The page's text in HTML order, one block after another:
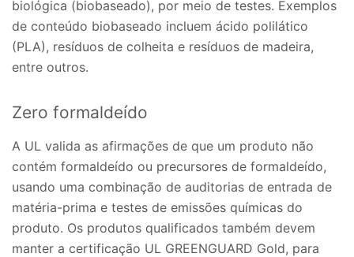
biológica (biobaseado), por meio de testes. Exemplos
de conteúdo biobaseado incluem ácido polilático
(PLA), resíduos de colheita e resíduos de madeira,
entre outros.
Zero formaldeído
A UL valida as afirmações de que um produto não
contém formaldeído ou precursores de formaldeído,
usando uma combinação de auditorias de entrada de
matéria-prima e testes de emissões químicas do
produto. Os produtos qualificados também devem
manter a certificação UL GREENGUARD Gold, para